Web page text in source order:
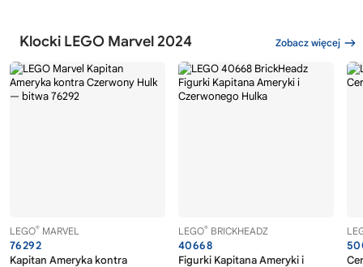
Klocki LEGO Marvel 2024 Zobacz więcej
LEGO® MARVEL
76292
Kapitan Ameryka kontra
LEGO® BRICKHEADZ
40668
Figurki Kapitana Ameryki i